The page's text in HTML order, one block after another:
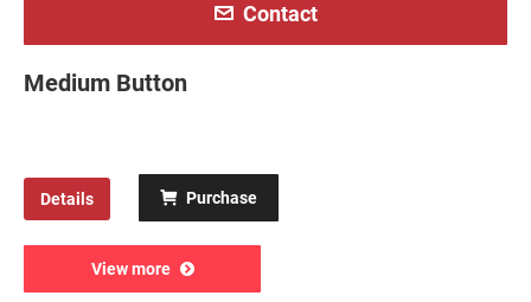
Contact
Medium Button
Details Purchase
View more